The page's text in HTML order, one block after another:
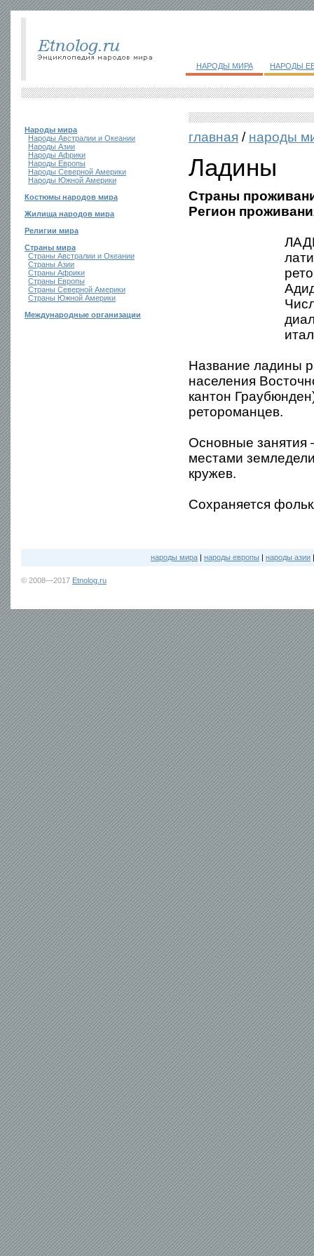
НАРОДЫ МИРА НАРОДЫ
Народы мира
Народы Австралии и Океании
Народы Азии
Народы Африки
Народы Европы
Народы Северной Америки
Народы Южной Америки
Костюмы народов мира
Жилища народов мира
Религии мира
Страны мира
Страны Австралии и Океании
Страны Азии
Страны Африки
Страны Европы
Страны Северной Америки
Страны Южной Америки
Международные организации
главная / народы
Ладины
Страны
Регион
Название ладины
населения
кантон
ретороманцев.
Основные занятия
местами
кружев.
Сохраняется
народы мира | народы европы | народы азии
© 2008—2017 Etnolog.ru